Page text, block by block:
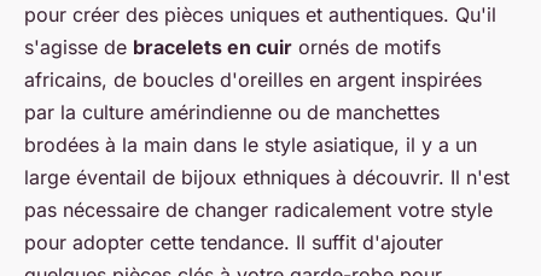
pour créer des pièces uniques et authentiques. Qu'il
s'agisse de bracelets en cuir ornés de motifs
africains, de boucles d'oreilles en argent inspirées
par la culture amérindienne ou de manchettes
brodées à la main dans le style asiatique, il y a un
large éventail de bijoux ethniques à découvrir. Il n'est
pas nécessaire de changer radicalement votre style
pour adopter cette tendance. Il suffit d'ajouter